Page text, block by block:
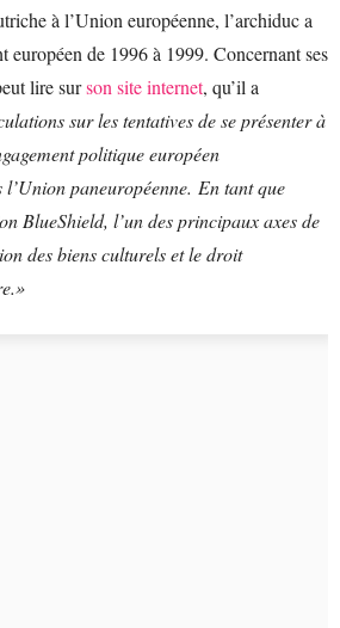
à l’Union européenne, l’archiduc a
européen de 1996 à 1999. Concernant ses
lire surson site internet, qu’il a
sur les tentatives de se présenter à
politique européen
paneuropéenne. En tant que
BlueShield, l’un des principaux axes de
des biens culturels et le droit